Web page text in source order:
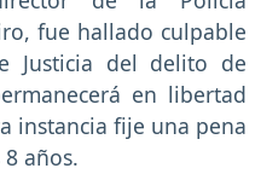
fue hallado culpable
Justicia del delito de
en libertad
instancia fije una pena
años.